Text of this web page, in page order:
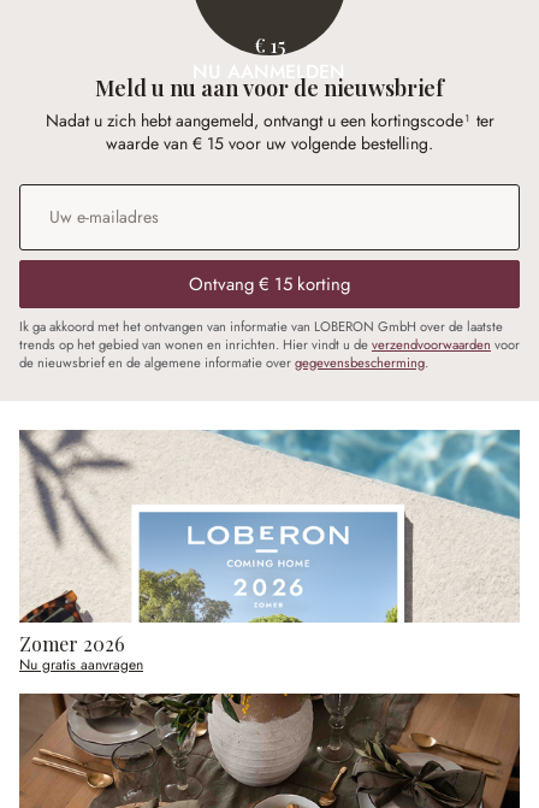
€ 15
NU AANMELDEN
Meld u nu aan voor de nieuwsbrief
Nadat u zich hebt aangemeld, ontvangt u een kortingscode¹ ter
waarde van € 15 voor uw volgende bestelling.
E-mailadres
Ontvang € 15 korting
Ik ga akkoord met het ontvangen van informatie van LOBERON GmbH over de laatste
trends op het gebied van wonen en inrichten. Hier vindt u deverzendvoorwaarden voor
de nieuwsbrief en de algemene informatie overgegevensbescherming.
Zomer 2026
Nu gratis aanvragen